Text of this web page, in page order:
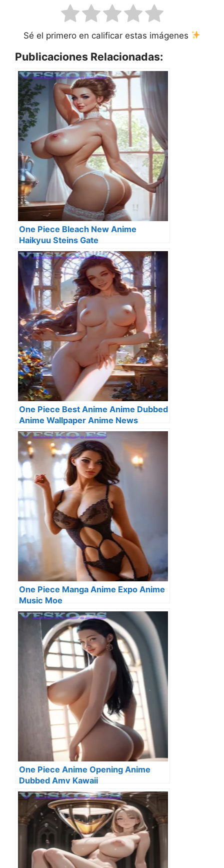
Sé el primero en calificar estas imágenes
Publicaciones Relacionadas:
One Piece Bleach New Anime
Haikyuu Steins Gate
One Piece Best Anime Anime Dubbed
Anime Wallpaper Anime News
One Piece Manga Anime Expo Anime
Music Moe
One Piece Anime Opening Anime
Dubbed Amv Kawaii